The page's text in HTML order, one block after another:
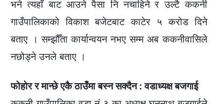
भने त्यहाँ बाट आउने पैसा नि नचाहिने र उल्टै ककनी
गाउँपालिकाको विकाश बजेटबाट काटेर ५ करोड दिने
बताए । सम्झौँता कार्यान्वयन नभए सम्म अब ककनीवासिले
नछोड्ने उनले बताए ।
फोहोर र मान्छे एकै ठाउँमा बस्न सक्दैन : वडाध्यक्ष बजगाई